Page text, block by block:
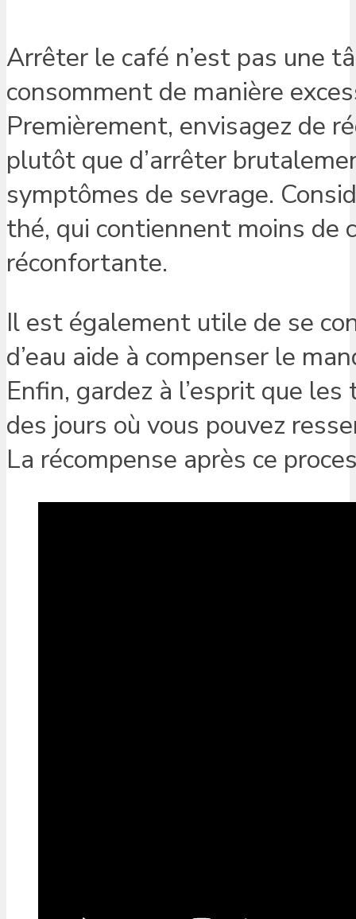
Arrêter le café n’est pas une
consomment de manière
Premièrement, envisagez de
plutôt que d’arrêter
symptômes de sevrage.
thé, qui contiennent moins de
réconfortante.
Il est également utile de se
d’eau aide à compenser le
Enfin, gardez à l’esprit que
des jours où vous pouvez
La récompense après ce